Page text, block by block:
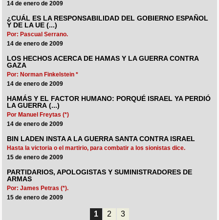
14 de enero de 2009
¿CUÁL ES LA RESPONSABILIDAD DEL GOBIERNO ESPAÑOL
Y DE LA UE (...)
Por: Pascual Serrano.
14 de enero de 2009
LOS HECHOS ACERCA DE HAMAS Y LA GUERRA CONTRA
GAZA
Por: Norman Finkelstein *
14 de enero de 2009
HAMÁS Y EL FACTOR HUMANO: PORQUÉ ISRAEL YA PERDIÓ
LA GUERRA (...)
Por Manuel Freytas (*)
14 de enero de 2009
BIN LADEN INSTA A LA GUERRA SANTA CONTRA ISRAEL
Hasta la victoria o el martirio, para combatir a los sionistas dice.
15 de enero de 2009
PARTIDARIOS, APOLOGISTAS Y SUMINISTRADORES DE
ARMAS
Por: James Petras (*).
15 de enero de 2009
1 2 3